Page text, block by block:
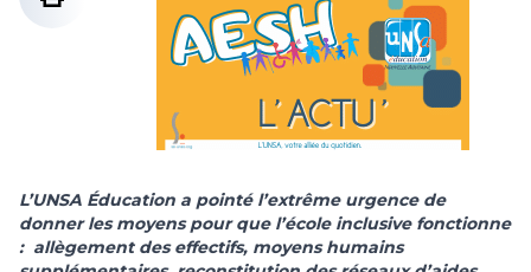
L’UNSA Éducation a pointé l’extrême urgence de
donner les moyens pour que l’école inclusive fonctionne
: allègement des effectifs, moyens humains